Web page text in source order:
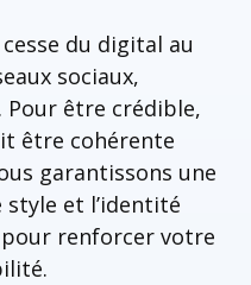
du digital au
sociaux,
être crédible,
être cohérente
garantissons une
et l’identité
renforcer votre